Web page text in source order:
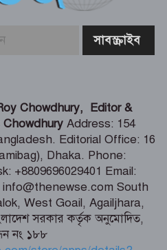
পরিদর্শন করলেন মার্কিন নৌ
সভাপতি
মানসম্মত স্বাস্থ্যসেবা
করছে সরকার : স্বাস্থ্য প্রতিমন্ত্রী
ইস্যুতে ঐক্যবদ্ধ হতে জর্ডানে
বৈঠক
Chowdhury, Editor &
Chowdhury Address: 154
Editorial Office: 16
Dhaka. Phone:
+8809696029401 Email:
South
West Goail, Agailjhara,
সরকার কর্তৃক অনুমোদিত,
নং ১৮৮